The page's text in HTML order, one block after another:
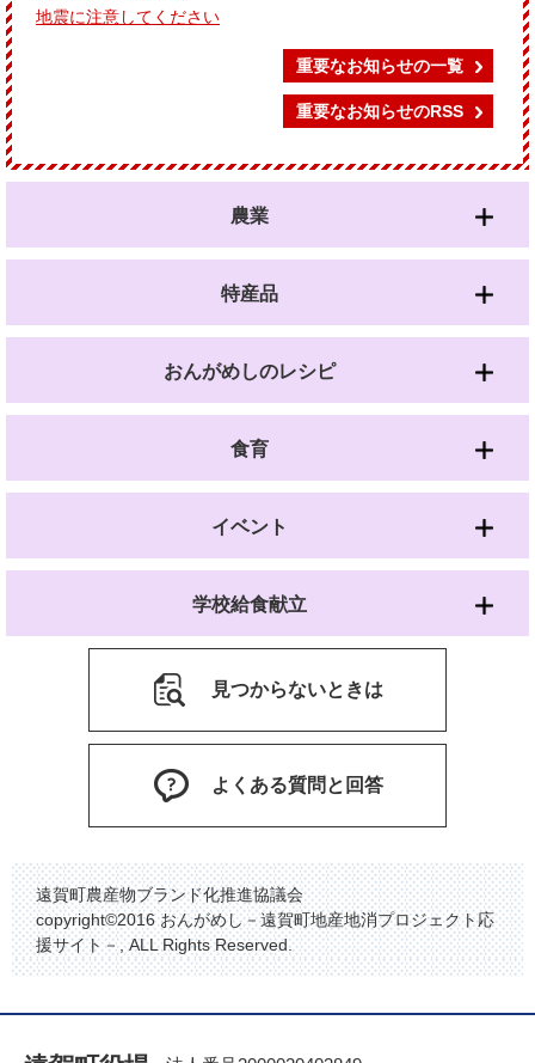
地震に注意してください
重要なお知らせの一覧
重要なお知らせのRSS
農業
特産品
おんがめしのレシピ
食育
イベント
学校給食献立
見つからないときは
よくある質問と回答
遠賀町農産物ブランド化推進協議会
copyright©2016 おんがめし－遠賀町地産地消プロジェクト応
援サイト－, ALL Rights Reserved.